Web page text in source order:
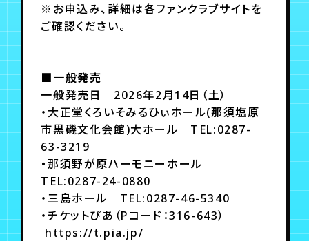
※お申込み、詳細は各ファンクラブサイトを
ご確認ください。
■一般発売
一般発売日 2026年2月14日（土）
・大正堂くろいそみるひぃホール(那須塩原
市黒磯文化会館)大ホール TEL:0287-
63-3219
・那須野が原ハーモニーホール
TEL:0287-24-0880
・三島ホール TEL:0287-46-5340
・チケットぴあ（Pコード：316-643）
https://t.pia.jp/